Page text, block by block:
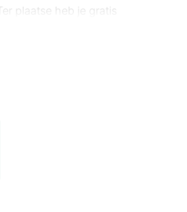
plaatse heb je gratis
horen een telefoon, net zoals
km Documenta-Halle - 6,1 km
Kassel - 6,6 km Karlsaue Park